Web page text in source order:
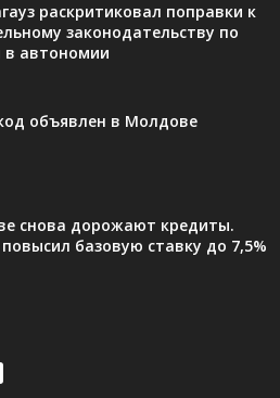
раскритиковал поправки к
законодательству по
автономии
объявлен в Молдове
снова дорожают кредиты.
базовую ставку до 7,5%